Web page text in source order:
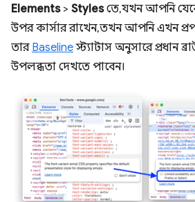
Elements> Stylesতে, যখন আপনি
উপর কার্সার রাখেন, তখন আপনি এখন
তার Baselineস্ট্যাটাস অনুসারে প্রধান
উপলব্ধতা দেখতে পাবেন।